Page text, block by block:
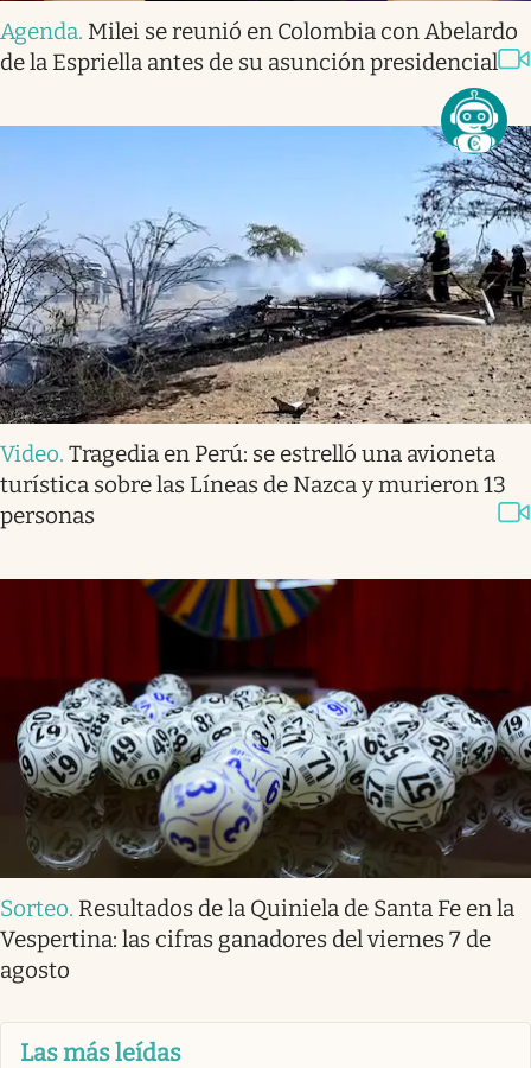
Agenda. Milei se reunió en Colombia con Abelardo
de la Espriella antes de su asunción presidencial
Video. Tragedia en Perú: se estrelló una avioneta
turística sobre las Líneas de Nazca y murieron 13
personas
Sorteo. Resultados de la Quiniela de Santa Fe en la
Vespertina: las cifras ganadores del viernes 7 de
agosto
Las más leídas